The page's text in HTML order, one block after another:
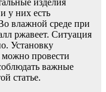
изделия
у них есть
влажной среде при
ржавеет. Ситуация
Установку
можно провести
важные
статье.